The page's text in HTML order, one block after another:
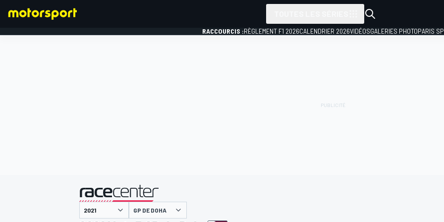
RACCOURCIS :RÈGLEMENT F1 2026CALENDRIER 2026VIDÉOSGALERIES PHOTOPARIS
présenté par
GP DE DOHA